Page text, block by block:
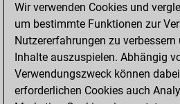
Bauernopfer
Matt auf vollem Brett
Bauer setzt Matt
Erstickte Matts
Wir verwenden Cookies und
um bestimmte Funktionen zur
Nutzererfahrungen zu
Inhalte auszuspielen. Abhängig
Verwendungszweck können
erforderlichen Cookies auch